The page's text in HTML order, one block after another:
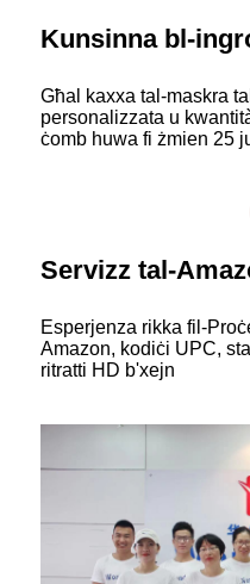
Kunsinna bl-
Għal kaxxa tal-maskra
personalizzata u
ċomb huwa fi żmien 25
Servizz tal-
Esperjenza rikka fil-
Amazon, kodiċi UPC,
ritratti HD b'xejn